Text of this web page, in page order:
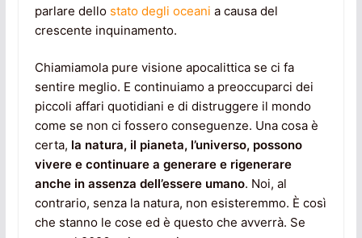
parlare dello stato degli oceani a causa del
crescente inquinamento.
Chiamiamola pure visione apocalittica se ci fa
sentire meglio. E continuiamo a preoccuparci dei
piccoli affari quotidiani e di distruggere il mondo
come se non ci fossero conseguenze. Una cosa è
certa, la natura, il pianeta, l’universo, possono
vivere e continuare a generare e rigenerare
anche in assenza dell’essere umano. Noi, al
contrario, senza la natura, non esisteremmo. È così
che stanno le cose ed è questo che avverrà. Se